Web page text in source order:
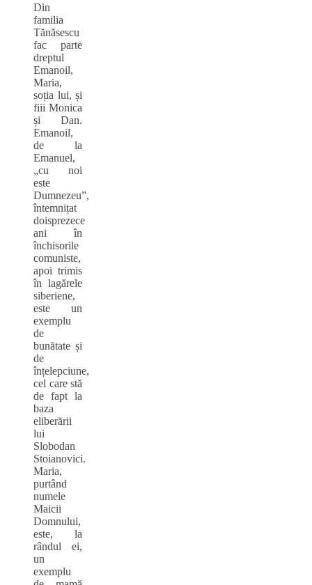
Din
familia
Tănăsescu
fac parte
dreptul
Emanoil,
Maria,
soția lui, și
fiii Monica
și Dan.
Emanoil,
de la
Emanuel,
„cu noi
este
Dumnezeu”,
întemnițat
doisprezece
ani în
închisorile
comuniste,
apoi trimis
în lagărele
siberiene,
este un
exemplu
de
bunătate și
de
înțelepciune,
cel care stă
de fapt la
baza
eliberării
lui
Slobodan
Stoianovici.
Maria,
purtând
numele
Maicii
Domnului,
este, la
rândul ei,
un
exemplu